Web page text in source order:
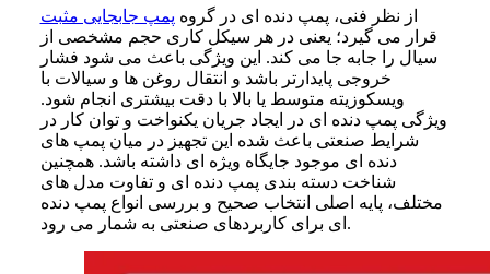
از نظر فنی، پمپ دنده ای در گروه پمپ جابجایی مثبت
قرار می گیرد؛ یعنی در هر سیکل کاری حجم مشخصی از
سیال را جابه جا می کند. این ویژگی باعث می شود فشار
خروجی پایدارتر باشد و انتقال روغن ها و سیالات با
ویسکوزیته متوسط یا بالا با دقت بیشتری انجام شود.
ویژگی پمپ دنده ای در ایجاد جریان یکنواخت و توان کار در
شرایط صنعتی باعث شده این تجهیز در میان پمپ های
دنده ای موجود جایگاه ویژه ای داشته باشد. همچنین
شناخت دسته بندی پمپ دنده ای و تفاوت مدل های
مختلف، پایه اصلی انتخاب صحیح و بررسی انواع پمپ دنده
ای برای کاربردهای صنعتی به شمار می رود.